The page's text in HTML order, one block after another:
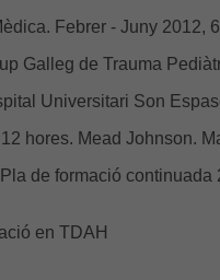
Febrer - Juny 2012,
Galleg de Trauma
Universitari Son
hores. Mead Johnson.
de formació
en TDAH